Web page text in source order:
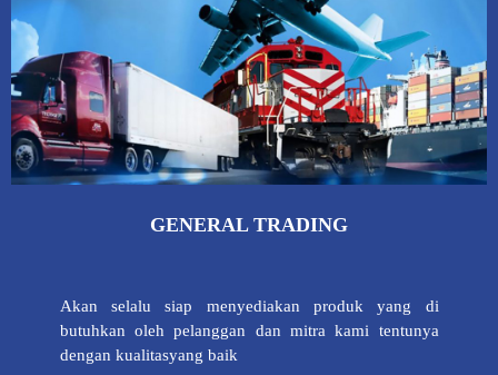
GENERAL TRADING
Akan selalu siap menyediakan produk yang di
butuhkan oleh pelanggan dan mitra kami tentunya
dengan kualitasyang baik